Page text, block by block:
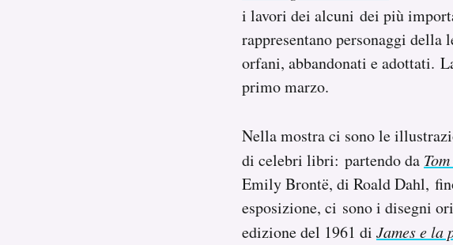
i lavori dei alcuni dei più
rappresentano personaggi
orfani, abbandonati e adottati.
primo marzo.
Nella mostra ci sono le
di celebri libri: partendo da
Emily Brontë, di Roald Dahl,
esposizione, ci sono i disegni
edizione del 1961 di James e la